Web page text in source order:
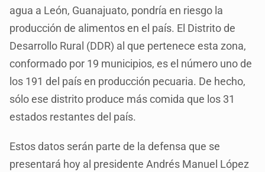
agua a León, Guanajuato, pondría en riesgo la
producción de alimentos en el país. El Distrito de
Desarrollo Rural (DDR) al que pertenece esta zona,
conformado por 19 municipios, es el número uno de
los 191 del país en producción pecuaria. De hecho,
sólo ese distrito produce más comida que los 31
estados restantes del país.
Estos datos serán parte de la defensa que se
presentará hoy al presidente Andrés Manuel López